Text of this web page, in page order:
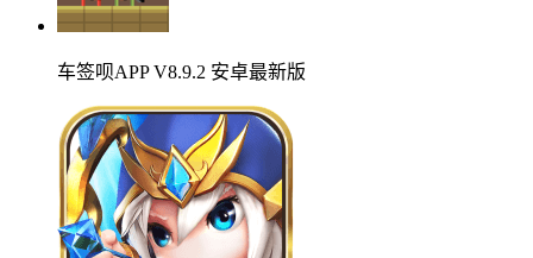
车签呗APP V8.9.2 安卓最新版